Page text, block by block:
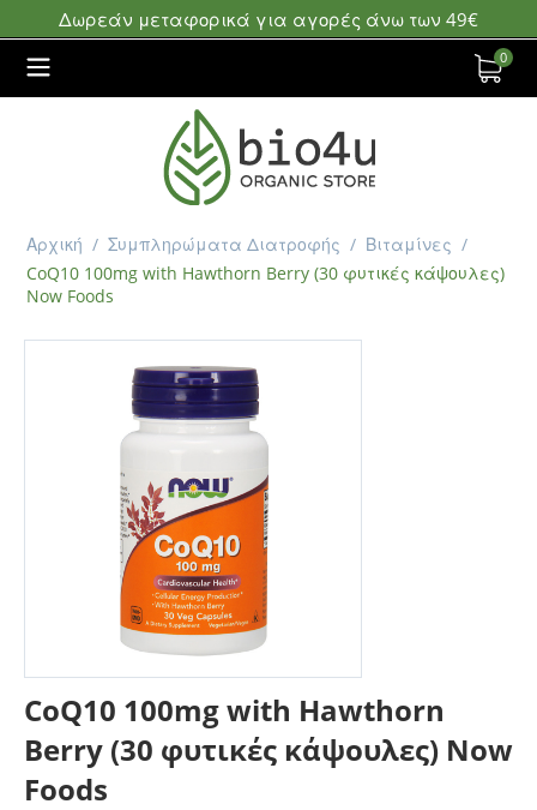
Δωρεάν μεταφορικά για αγορές άνω των 49€
0
Αρχική / Συμπληρώματα Διατροφής / Βιταμίνες /
CoQ10 100mg with Hawthorn Berry (30 φυτικές κάψουλες)
Now Foods
CoQ10 100mg with Hawthorn
Berry (30 φυτικές κάψουλες) Now
Foods